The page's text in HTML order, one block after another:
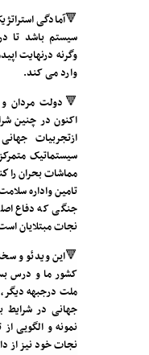
🔻آمادگی
سیستم باشد تا
وگرنه درنهایت
وارد می کند.
🔻دولت مردان
اکنون در چنین
ازتجربیات
سیستماتیک
مماشات بحران را
تامین واداره
جنگی که دفاع
نجات مبتلايان
🔻این ویدئو و
کشور ما و درس
ملت درجبهه
جهانی در شرایط
نمونه و الگویی
نجات خود نیز از